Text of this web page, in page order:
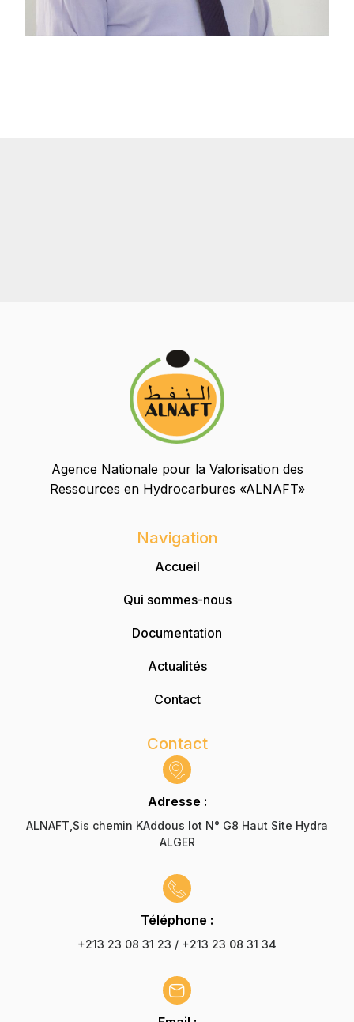
Agence Nationale pour la Valorisation des
Ressources en Hydrocarbures «ALNAFT»
Navigation
Accueil
Qui sommes-nous
Documentation
Actualités
Contact
Contact
Adresse :
ALNAFT,Sis chemin KAddous lot N° G8 Haut Site Hydra
ALGER
Téléphone :
+213 23 08 31 23 / +213 23 08 31 34